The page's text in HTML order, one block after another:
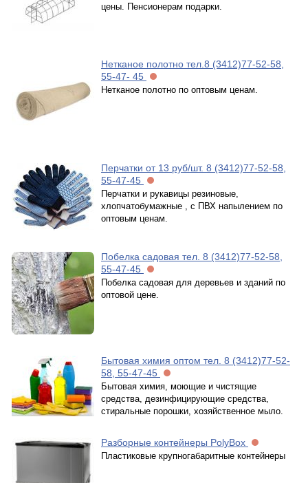
цены. Пенсионерам подарки.
Нетканое полотно тел.8 (3412)77-52-58,
55-47- 45
Нетканое полотно по оптовым ценам.
Перчатки от 13 руб/шт. 8 (3412)77-52-58,
55-47-45
Перчатки и рукавицы резиновые,
хлопчатобумажные , с ПВХ напылением по
оптовым ценам.
Побелка садовая тел. 8 (3412)77-52-58,
55-47-45
Побелка садовая для деревьев и зданий по
оптовой цене.
Бытовая химия оптом тел. 8 (3412)77-52-
58, 55-47-45
Бытовая химия, моющие и чистящие
средства, дезинфицирующие средства,
стиральные порошки, хозяйственное мыло.
Разборные контейнеры PolyBox
Пластиковые крупногабаритные контейнеры